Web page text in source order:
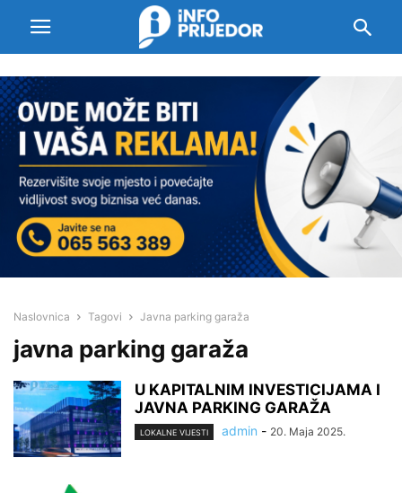
Naslovnica Tagovi Javna parking garaža
javna parking garaža
U KAPITALNIM INVESTICIJAMA I
JAVNA PARKING GARAŽA
LOKALNE VIJESTI admin - 20. Maja 2025.